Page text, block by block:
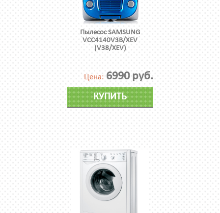
Пылесос SAMSUNG
VCC4140V3B/XEV
(V38/XEV)
Цена: 6990 руб.
КУПИТЬ